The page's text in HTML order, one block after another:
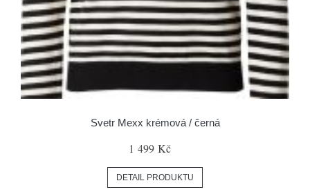
Svetr Mexx krémová / černá
1 499 Kč
DETAIL PRODUKTU